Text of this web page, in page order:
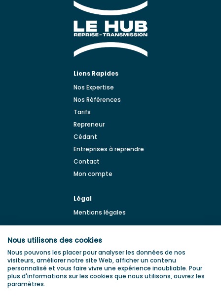
Liens Rapides
Nos Expertise
Nos Références
Tarifs
Repreneur
Cédant
Entreprises à reprendre
Contact
Mon compte
Légal
Mentions légales
d'entreprise
Nous utilisons des cookies
Nous pouvons les placer pour analyser les données de nos
visiteurs, améliorer notre site Web, afficher un contenu
personnalisé et vous faire vivre une expérience inoubliable. Pour
plus d'informations sur les cookies que nous utilisons, ouvrez les
paramètres.